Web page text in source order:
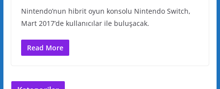
Nintendo’nun hibrit oyun konsolu Nintendo Switch,
Mart 2017’de kullanıcılar ile buluşacak.
Read More